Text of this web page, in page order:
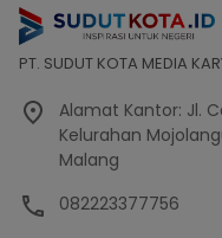
PT. SUDUT KOTA MEDIA
Alamat Kantor: Jl.
Kelurahan
Malang
082223377756